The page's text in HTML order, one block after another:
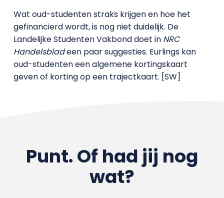
Wat oud-studenten straks krijgen en hoe het
gefinancierd wordt, is nog niet duidelijk. De
Landelijke Studenten Vakbond doet in NRC
Handelsbladeen paar suggesties. Eurlings kan
oud-studenten een algemene kortingskaart
geven of korting op een trajectkaart. [SW]
Punt. Of had jij nog
wat?